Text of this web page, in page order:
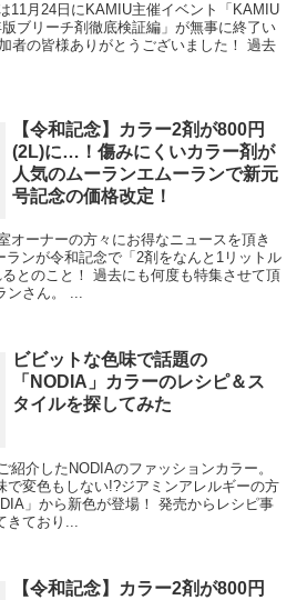
11月24日にKAMIU主催イベント「KAMIU
ブリーチ剤徹底検証編」が無事に終了い
者の皆様ありがとうございました！ 過去
【令和記念】カラー2剤が800円
(2L)に…！傷みにくいカラー剤が
人気のムーランエムーランで新元
号記念の価格改定！
オーナーの方々にお得なニュースを頂き
ランが令和記念で「2剤をなんと1リットル
とのこと！ 過去にも何度も特集させて頂
さん。 ...
ビビットな色味で話題の
「NODIA」カラーのレシピ＆ス
タイルを探してみた
紹介したNODIAのファッションカラー。
で変色もしない!?ジアミンアレルギーの方
」から新色が登場！ 発売からレシピ事
きており...
【令和記念】カラー2剤が800円